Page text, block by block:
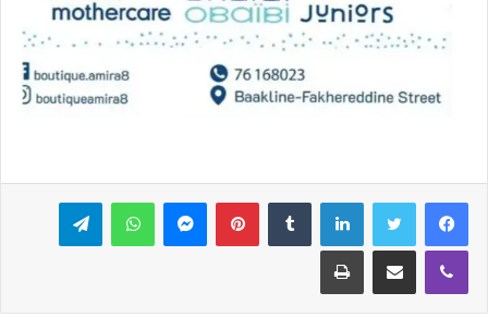
فيسبوك تويتر لينكدإن بينتيريستماسنجر واتساب تيلقرام
ڤايبر مشاركة عبر البريد طباعة